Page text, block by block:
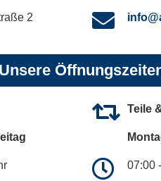
2
Unsere
Teile
07:00